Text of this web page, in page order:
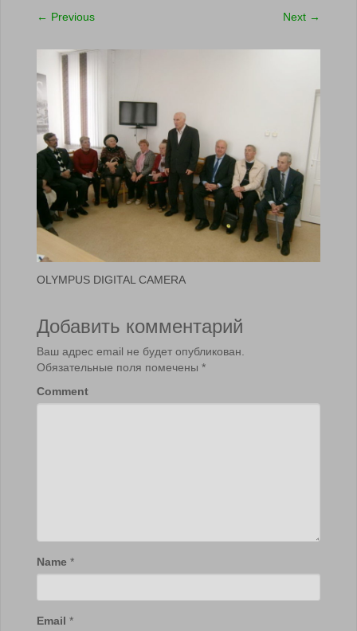
← Previous Next →
OLYMPUS DIGITAL CAMERA
Добавить комментарий
Ваш адрес email не будет опубликован.
Обязательные поля помечены *
Comment
Name *
Email *